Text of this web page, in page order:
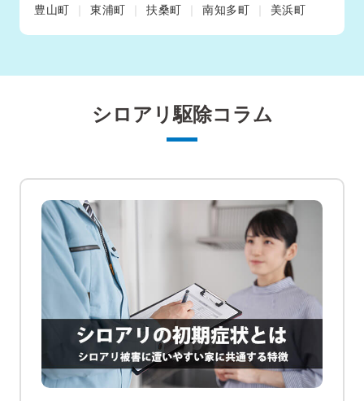
豊山町
東浦町 扶桑町 南知多町 美浜町
シロアリ駆除コラム